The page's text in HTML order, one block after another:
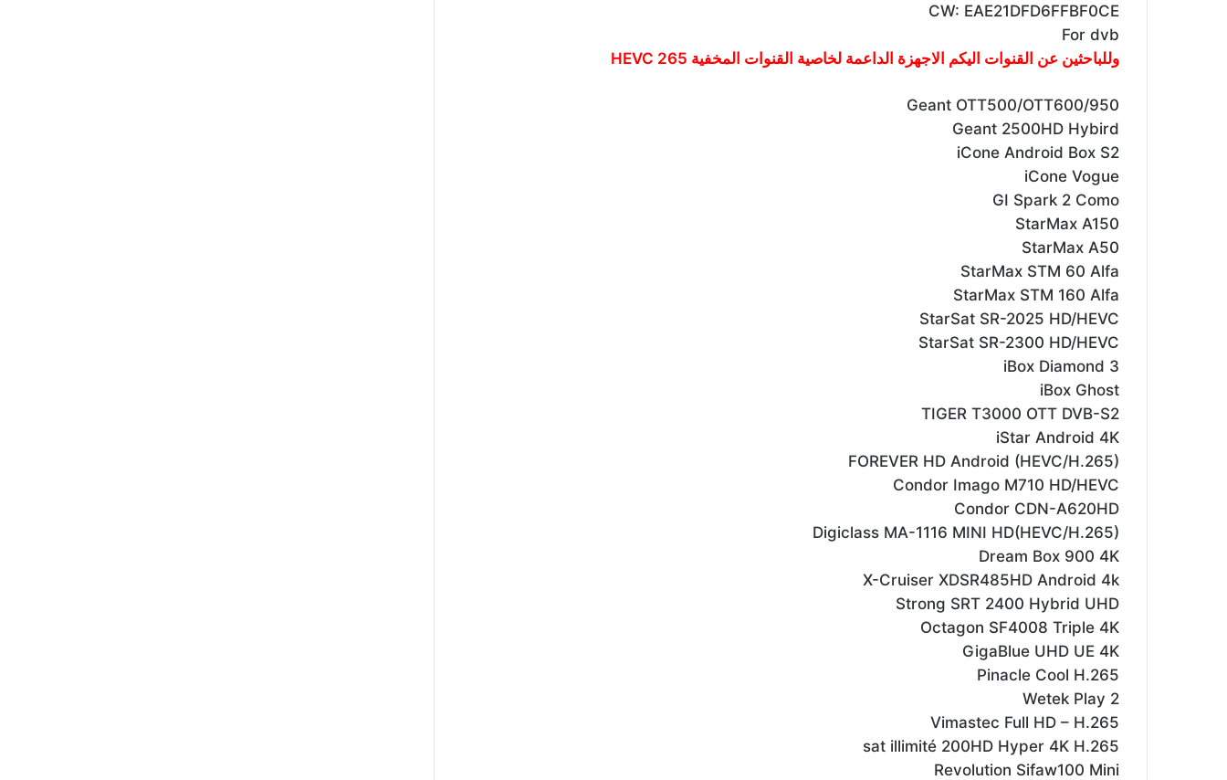
CW: EAE21DFD6FFBF0CE
For dvb
وللباحثين عن القنوات اليكم الاجهزة الداعمة لخاصية القنوات المخفية HEVC 265
Geant OTT500/OTT600/950
Geant 2500HD Hybird
iCone Android Box S2
iCone Vogue
GI Spark 2 Como
StarMax A150
StarMax A50
StarMax STM 60 Alfa
StarMax STM 160 Alfa
StarSat SR-2025 HD/HEVC
StarSat SR-2300 HD/HEVC
iBox Diamond 3
iBox Ghost
TIGER T3000 OTT DVB-S2
iStar Android 4K
FOREVER HD Android (HEVC/H.265)
Condor Imago M710 HD/HEVC
Condor CDN-A620HD
Digiclass MA-1116 MINI HD(HEVC/H.265)
Dream Box 900 4K
X-Cruiser XDSR485HD Android 4k
Strong SRT 2400 Hybrid UHD
Octagon SF4008 Triple 4K
GigaBlue UHD UE 4K
Pinacle Cool H.265
Wetek Play 2
Vimastec Full HD – H.265
sat illimité 200HD Hyper 4K H.265
Revolution Sifaw100 Mini